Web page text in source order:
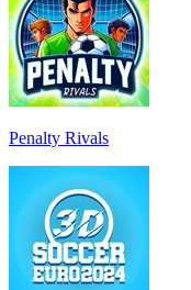
Penalty Rivals